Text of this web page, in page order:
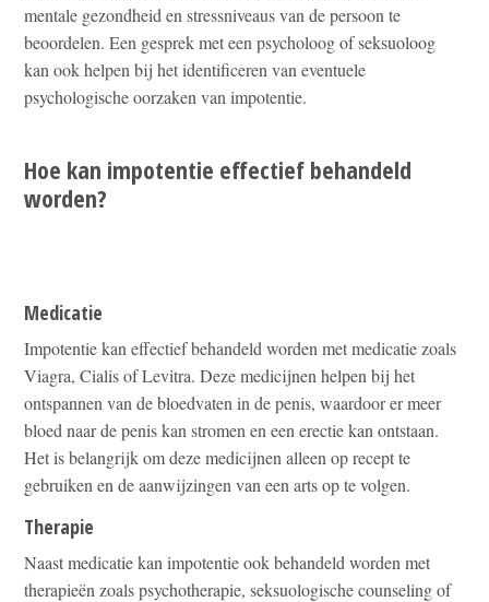
mentale gezondheid en stressniveaus van de persoon te
beoordelen. Een gesprek met een psycholoog of seksuoloog
kan ook helpen bij het identificeren van eventuele
psychologische oorzaken van impotentie.
Hoe kan impotentie effectief behandeld
worden?
Medicatie
Impotentie kan effectief behandeld worden met medicatie zoals
Viagra, Cialis of Levitra. Deze medicijnen helpen bij het
ontspannen van de bloedvaten in de penis, waardoor er meer
bloed naar de penis kan stromen en een erectie kan ontstaan.
Het is belangrijk om deze medicijnen alleen op recept te
gebruiken en de aanwijzingen van een arts op te volgen.
Therapie
Naast medicatie kan impotentie ook behandeld worden met
therapieën zoals psychotherapie, seksuologische counseling of